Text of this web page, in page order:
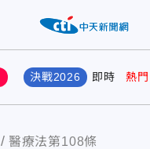
決戰2026 即時 熱門
醫療法第108條